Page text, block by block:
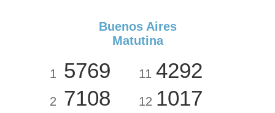
Buenos Aires
Matutina
1 5769
2 7108
11 4292
12 1017